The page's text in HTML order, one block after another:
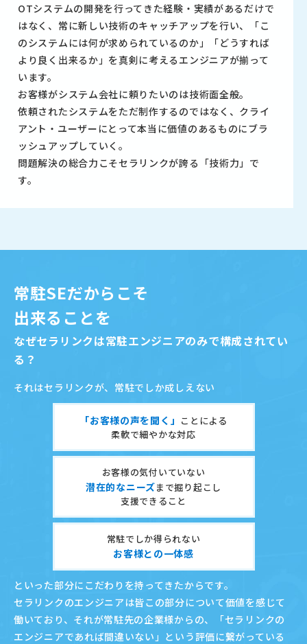
OTシステムの開発を行ってきた経験・実績があるだけで
はなく、常に新しい技術のキャッチアップを行い、「こ
のシステムには何が求められているのか」「どうすれば
より良く出来るか」を真剣に考えるエンジニアが揃って
います。
お客様がシステム会社に頼りたいのは技術面全般。
依頼されたシステムをただ制作するのではなく、クライ
アント・ユーザーにとって本当に価値のあるものにブラ
ッシュアップしていく。
問題解決の総合力こそセラリンクが誇る「技術力」で
す。
常駐SEだからこそ
出来ることを
なぜセラリンクは常駐エンジニアのみで構成されてい
る？
それはセラリンクが、常駐でしか成しえない
「お客様の声を聞く」 ことによる
柔軟で細やかな対応
お客様の気付いていない
潜在的なニーズまで掘り起こし
支援できること
常駐でしか得られない
お客様との一体感
といった部分にこだわりを持ってきたからです。
セラリンクのエンジニアは皆この部分について価値を感じて
働いており、それが常駐先の企業様からの、
「セラリンクの
エンジニアであれば間違いない」という評価に繋がっている